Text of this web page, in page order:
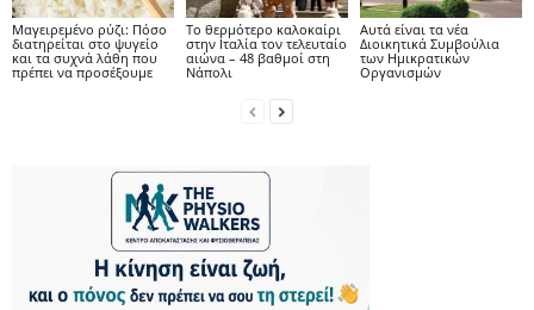
Μαγειρεμένο ρύζι: Πόσο
διατηρείται στο ψυγείο
και τα συχνά λάθη που
πρέπει να προσέξουμε
Το θερμότερο καλοκαίρι
στην Ιταλία τον τελευταίο
αιώνα – 48 βαθμοί στη
Νάπολι
Αυτά είναι τα νέα
Διοικητικά Συμβούλια
των Ημικρατικών
Οργανισμών